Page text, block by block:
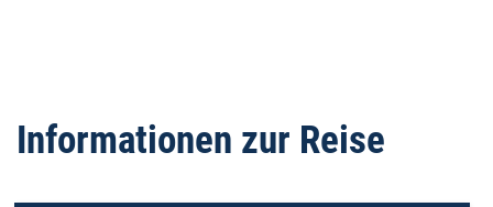
Informationen zur Reise